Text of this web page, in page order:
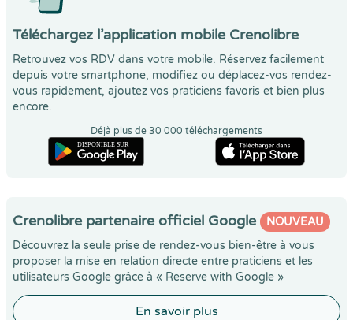
Téléchargez l’application mobile Crenolibre
Retrouvez vos RDV dans votre mobile. Réservez facilement
depuis votre smartphone, modifiez ou déplacez-vos rendez-
vous rapidement, ajoutez vos praticiens favoris et bien plus
encore.
Déjà plus de 30 000 téléchargements
Crenolibre partenaire officiel Google
NOUVEAU
Découvrez la seule prise de rendez-vous bien-être à vous
proposer la mise en relation directe entre praticiens et les
utilisateurs Google grâce à « Reserve with Google »
En savoir plus